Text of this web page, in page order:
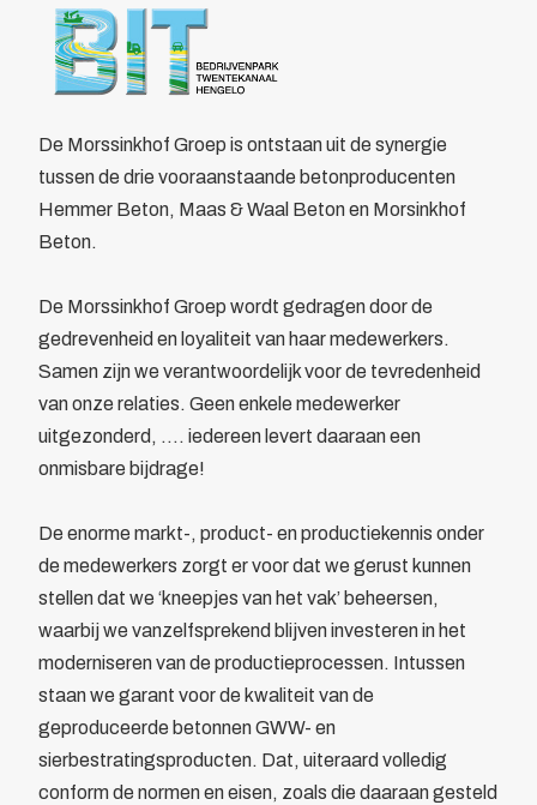
Over BIT
Bestuur
Doelstelling
Parkmanagement
Beheer bedrijvenpark Twentekanaal
Calamiteitenkaart
Veiligheid
KVO
Cybercrime
AED
Camera in Beeld
Duurzaamheid
Parkeren vrachtwagens
Beveiliging
Bewegwijzering
Brandverzekering
Energiekosten Besparing
Juridische dienstverlening
Veiligheidsopleidingen
Leden
Overzicht
Ledenpas
Home / Leden / Overzicht
Morssinkhof Groep BV
De Morssinkhof Groep is ontstaan uit de synergie
tussen de drie vooraanstaande betonproducenten
Hemmer Beton, Maas & Waal Beton en Morsinkhof
Beton.
De Morssinkhof Groep wordt gedragen door de
gedrevenheid en loyaliteit van haar medewerkers.
Samen zijn we verantwoordelijk voor de tevredenheid
van onze relaties. Geen enkele medewerker
uitgezonderd, …. iedereen levert daaraan een
onmisbare bijdrage!
De enorme markt-, product- en productiekennis onder
de medewerkers zorgt er voor dat we gerust kunnen
stellen dat we ‘kneepjes van het vak’ beheersen,
waarbij we vanzelfsprekend blijven investeren in het
moderniseren van de productieprocessen. Intussen
staan we garant voor de kwaliteit van de
geproduceerde betonnen GWW- en
sierbestratingsproducten. Dat, uiteraard volledig
conform de normen en eisen, zoals die daaraan gesteld